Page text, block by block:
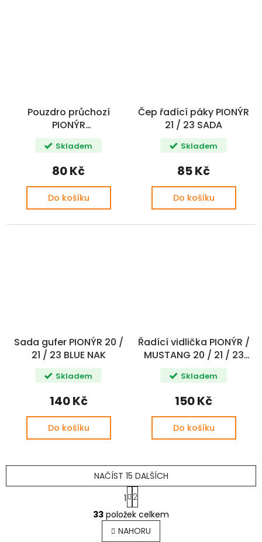
Pouzdro průchozí
PIONÝR
550/555/20/21/23
drážky CZ
Skladem
80 Kč
Do košíku
Čep řadící páky PIONÝR
21 / 23 SADA
Skladem
85 Kč
Do košíku
Sada gufer PIONÝR 20 /
21 / 23 BLUE NAK
Skladem
140 Kč
Do košíku
Řadící vidlička PIONÝR /
MUSTANG 20 / 21 / 23
CZ
Skladem
150 Kč
Do košíku
O
v
l
NAČÍST 15 DALŠÍCH
S
t
r
á
n
1 2
33 položek celkem
NAHORU